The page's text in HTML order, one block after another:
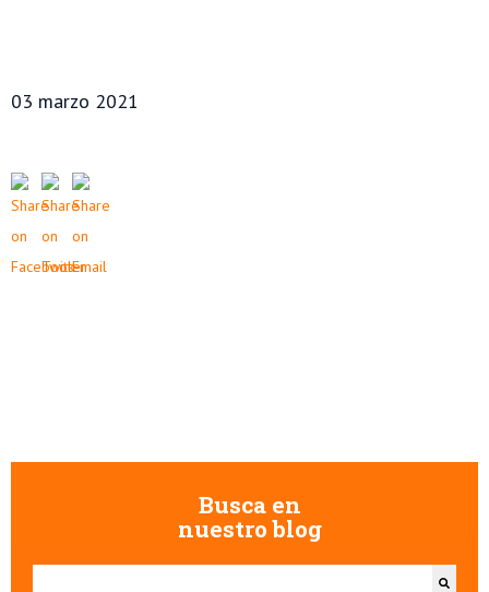
03 marzo 2021
Busca en
nuestro blog
Esto es un campo de búsqueda con una función de texto predictivo.